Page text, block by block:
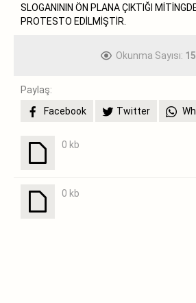
SLOGANININ ÖN PLANA ÇIKTIĞI
PROTESTO EDİLMİŞTİR.
Okunma Sayısı:
Paylaş:
Facebook
Twitter
0 kb
0 kb